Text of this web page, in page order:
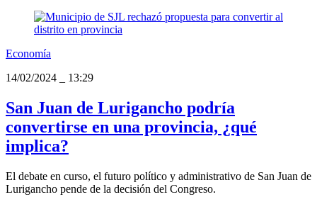
Economía
14/02/2024
13:29
San Juan de Lurigancho podría
convertirse en una provincia, ¿qué
implica?
El debate en curso, el futuro político y administrativo de San Juan de
Lurigancho pende de la decisión del Congreso.